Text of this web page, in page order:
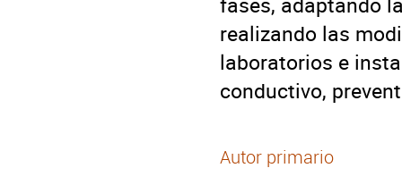
realizando las
laboratorios e
conductivo,
Autor primario